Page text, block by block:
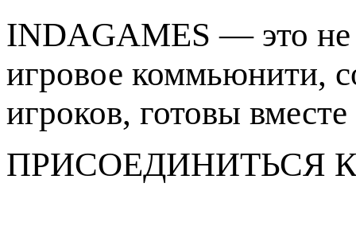
INDAGAMES — это не
игровое коммьюнити,
игроков, готовы
ПРИСОЕДИНИТЬСЯ